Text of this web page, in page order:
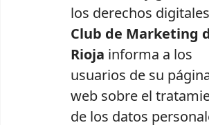
los derechos
Club de Marketing
Rioja informa a los
usuarios de su
web sobre el
de los datos